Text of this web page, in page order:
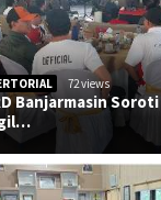
72 views
Banjarmasin